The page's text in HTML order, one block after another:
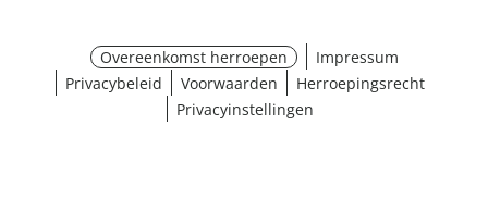
Overeenkomst herroepen
Impressum
Privacybeleid
Voorwaarden
Herroepingsrecht
Privacyinstellingen